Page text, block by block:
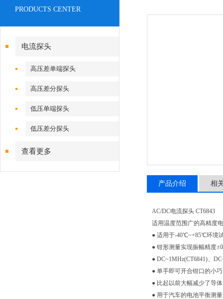
PRODUCTS CENTER
电流探头
高压差单端探头
高压差分探头
低压单端探头
低压差分探头
查看更多
产品介绍 相
AC/DC电流探头 CT6843
适用温度范围广的高精度
● 适用于-40℃~+85℃环境
● 钳形测量实现振幅精度
● DC~1MHz(CT6841)、
● 单手即可开合钳口的小
● 比起以前大幅减少了导
● 用于汽车的电池平衡测